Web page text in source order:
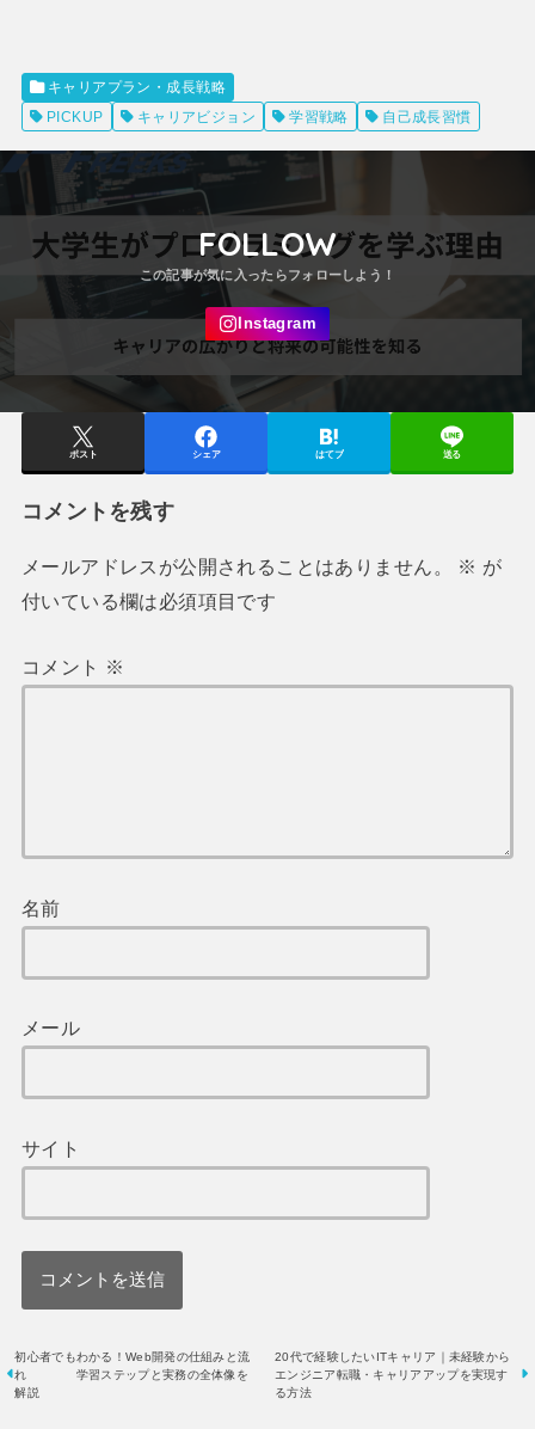
キャリアプラン・成長戦略
PICKUP
キャリアビジョン 学習戦略 自己成長習慣
FOLLOW
ポスト シェア はてブ 送る
コメントを残す
メールアドレスが公開されることはありません。 ※ が
付いている欄は必須項目です
コメント ※
名前
メール
サイト
初心者でもわかる！Web開発の仕組みと流
れ 学習ステップと実務の全体像を
解説
20代で経験したいITキャリア｜未経験から
エンジニア転職・キャリアアップを実現す
る方法